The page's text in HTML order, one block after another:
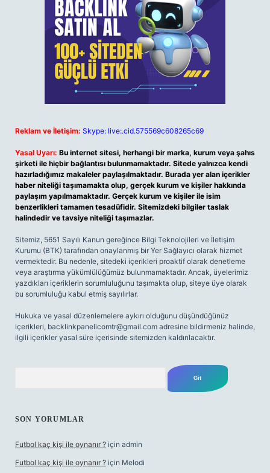
Reklam ve İletişim: Skype: live:.cid.575569c608265c69
Yasal Uyarı: Bu internet sitesi, herhangi bir marka, kurum veya şahıs
şirketi ile hiçbir bağlantısı bulunmamaktadır. Sitede yalnızca kendi
hazırladığımız makaleler paylaşılmaktadır. Burada yer alan içerikler
haber niteliği taşımamakta olup, gerçek kurum ve kişiler hakkında
paylaşım yapılmamaktadır. Gerçek kurum ve kişiler ile isim
benzerlikleri tamamen tesadüfidir. Sitemizdeki bilgiler taslak
halindedir ve tavsiye niteliği taşımazlar.
Sitemiz, 5651 Sayılı Kanun gereğince Bilgi Teknolojileri ve İletişim
Kurumu (BTK) tarafından onaylanmış bir Yer Sağlayıcı olarak hizmet
vermektedir. Bu nedenle, sitedeki içerikleri proaktif olarak denetleme
veya araştırma yükümlülüğümüz bulunmamaktadır. Ancak, üyelerimiz
yazdıkları içeriklerin sorumluluğunu taşımakta olup, siteye üye olarak
bu sorumluluğu kabul etmiş sayılırlar.
Hukuka ve yasal düzenlemelere aykırı olduğunu düşündüğünüz
içerikleri, backlinkpanelicomtr@gmail.com adresine bildirmeniz halinde,
ilgili içerikler yasal süre içerisinde sitemizden kaldırılacaktır.
SON YORUMLAR
Futbol kaç kişi ile oynanır ? için admin
Futbol kaç kişi ile oynanır ? için Melodi